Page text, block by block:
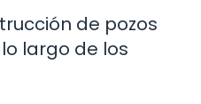
de pozos
largo de los